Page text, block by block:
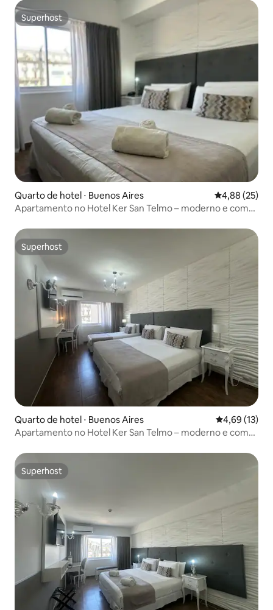
Superhost
Superhost
Quarto de hotel ⋅ Buenos Aires 4,88 de uma
4,88 (25)
Apartamento no Hotel Ker San Telmo – moderno e com
Superhost
Superhost
Quarto de hotel ⋅ Buenos Aires 4,69 de uma
4,69 (13)
Apartamento no Hotel Ker San Telmo – moderno e com
Superhost
Superhost